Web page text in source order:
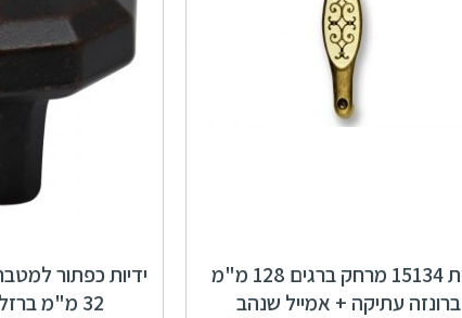
ידיות 15134 מרחק ברגים 128 מ"מ
ברונזה עתיקה + אמייל שנהב
32 מ"מ ברזל מושחר M22